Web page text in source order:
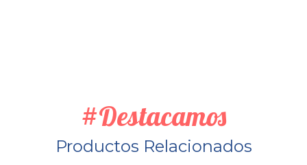
#Destacamos
Productos Relacionados